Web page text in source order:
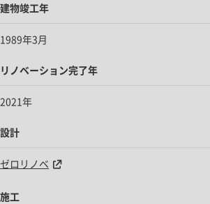
建物竣工年
1989年3月
リノベーション完了年
2021年
設計
ゼロリノベ
施工